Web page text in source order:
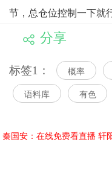
节，总仓位控制一下就
分享
标签1： 概率
语料库 有色
秦国安：在线免费看直播 轩